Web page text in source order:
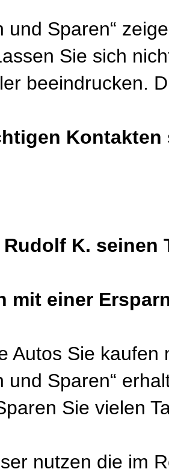
und Sparen“
Sie sich
beeindrucken.
K. seinen
mit einer
Autos Sie kaufen
und Sparen“
Sie vielen
nutzen die im